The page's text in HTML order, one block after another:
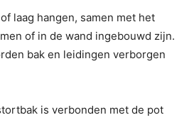
laag hangen, samen met het
of in de wand ingebouwd zijn.
bak en leidingen verborgen
is verbonden met de pot